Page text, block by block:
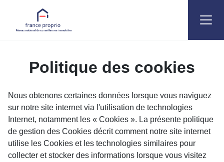
Politique des cookies
Politique des cookies
Nous obtenons certaines données lorsque vous naviguez
sur notre site internet via l'utilisation de technologies
Internet, notamment les « Cookies ». La présente politique
de gestion des Cookies décrit comment notre site internet
utilise les Cookies et les technologies similaires pour
collecter et stocker des informations lorsque vous visitez